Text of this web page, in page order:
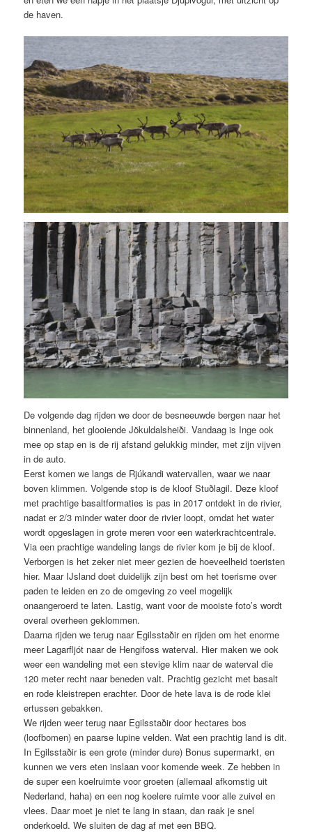
de haven.
De volgende dag rijden we door de besneeuwde bergen naar het
binnenland, het glooiende Jökuldalsheiði. Vandaag is Inge ook
mee op stap en is de rij afstand gelukkig minder, met zijn vijven
in de auto.
Eerst komen we langs de Rjúkandi watervallen, waar we naar
boven klimmen. Volgende stop is de kloof Stuðlagil. Deze kloof
met prachtige basaltformaties is pas in 2017 ontdekt in de rivier,
nadat er 2/3 minder water door de rivier loopt, omdat het water
wordt opgeslagen in grote meren voor een waterkrachtcentrale.
Via een prachtige wandeling langs de rivier kom je bij de kloof.
Verborgen is het zeker niet meer gezien de hoeveelheid toeristen
hier. Maar IJsland doet duidelijk zijn best om het toerisme over
paden te leiden en zo de omgeving zo veel mogelijk
onaangeroerd te laten. Lastig, want voor de mooiste foto’s wordt
overal overheen geklommen.
Daarna rijden we terug naar Egilsstaðir en rijden om het enorme
meer Lagarfljót naar de Hengifoss waterval. Hier maken we ook
weer een wandeling met een stevige klim naar de waterval die
120 meter recht naar beneden valt. Prachtig gezicht met basalt
en rode kleistrepen erachter. Door de hete lava is de rode klei
ertussen gebakken.
We rijden weer terug naar Egilsstaðir door hectares bos
(loofbomen) en paarse lupine velden. Wat een prachtig land is dit.
In Egilsstaðir is een grote (minder dure) Bonus supermarkt, en
kunnen we vers eten inslaan voor komende week. Ze hebben in
de super een koelruimte voor groeten (allemaal afkomstig uit
Nederland, haha) en een nog koelere ruimte voor alle zuivel en
vlees. Daar moet je niet te lang in staan, dan raak je snel
onderkoeld. We sluiten de dag af met een BBQ.